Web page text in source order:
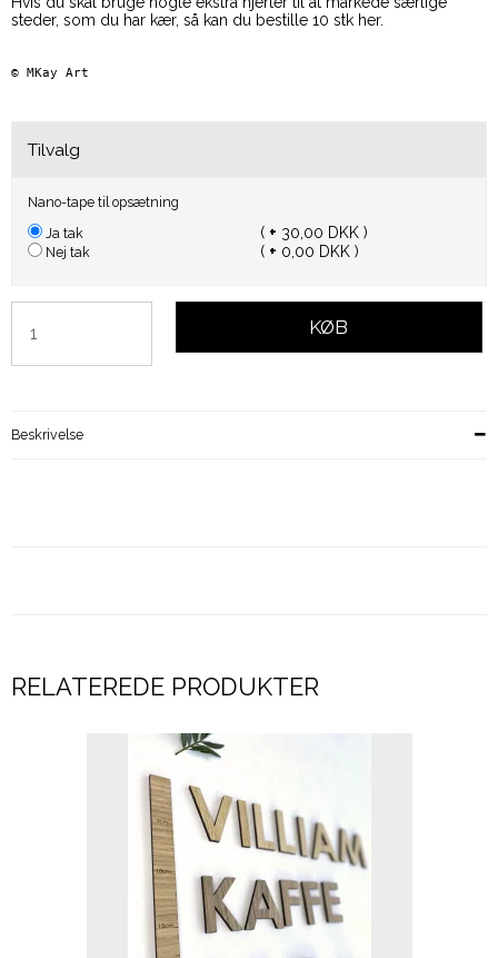
steder, som du har kær, så kan du bestille 10 stk her.
© MKay Art
Tilvalg
Nano-tape til opsætning
Ja tak
( + 30,00 DKK )
Nej tak ( + 0,00 DKK )
KØB
Beskrivelse
RELATEREDE PRODUKTER